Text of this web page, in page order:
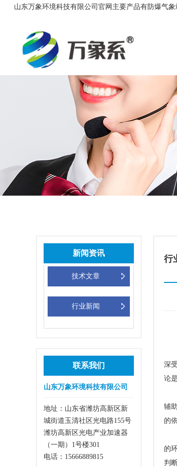
山东万象环境科技有限公司官网主要产品有防爆气
新闻资讯
技术文章
行业新闻
联系我们
山东万象环境科技有限公司
地址：山东省潍坊高新区新
城街道玉清社区光电路155号
潍坊高新区光电产业加速器
（一期）1号楼301
电话：15666889815
行
深
论
辅
的
的
判